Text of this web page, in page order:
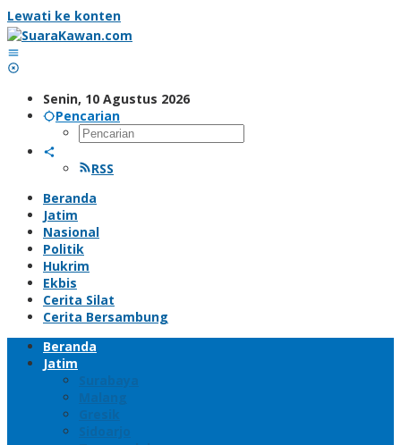
Lewati ke konten
Senin, 10 Agustus 2026
Pencarian
RSS
Beranda
Jatim
Nasional
Politik
Hukrim
Ekbis
Cerita Silat
Cerita Bersambung
Beranda
Jatim
Surabaya
Malang
Gresik
Sidoarjo